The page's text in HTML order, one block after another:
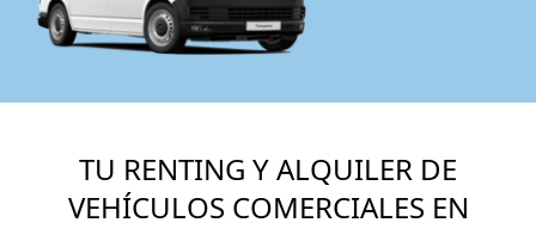
TU RENTING Y ALQUILER DE
VEHÍCULOS COMERCIALES EN